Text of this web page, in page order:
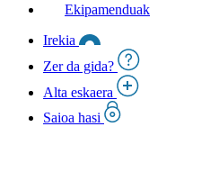
Ekipamenduak
Irekia
Zer da gida?
Alta eskaera
Saioa hasi